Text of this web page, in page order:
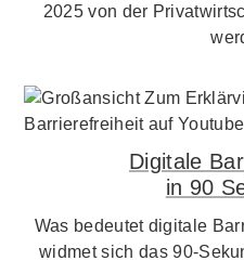
2025 von der
Digitale
in 90
Was bedeutet digitale
widmet sich das 90-